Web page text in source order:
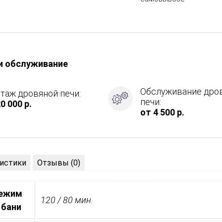
обслуживание
дровяной печи:
000 р.
Обслуживание
печи:
от 4 500 р.
Отзывы (0)
120 / 80 мин.